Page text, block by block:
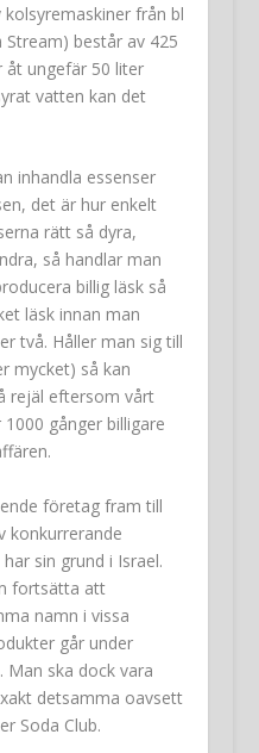
från bl
består av 425
åt ungefär 50 liter
vatten kan det
inhandla essenser
det är hur enkelt
rätt så dyra,
så handlar man
billig läsk så
läsk innan man
två. Håller man sig till
mycket) så kan
rejäl eftersom vårt
gånger billigare
företag fram till
konkurrerande
sin grund i Israel.
fortsätta att
namn i vissa
går under
Man ska dock vara
detsamma oavsett
Soda Club.